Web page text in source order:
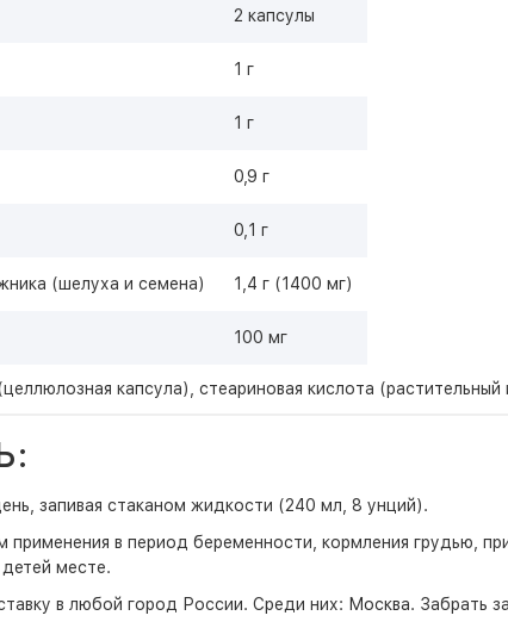
2 капсулы
1 г
1 г
0,9 г
0,1 г
(шелуха и семена) 1,4 г (1400 мг)
100 мг
капсула), стеариновая кислота
запивая стаканом жидкости (240 мл, 8 унций).
в период беременности, кормления грудью,
месте.
в любой город России. Среди них: Москва. Забрать